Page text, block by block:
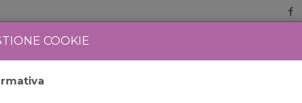
COOKIE